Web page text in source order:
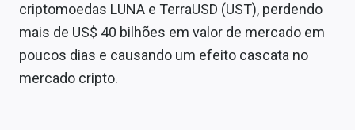
criptomoedas LUNA e TerraUSD (UST), perdendo
mais de US$ 40 bilhões em valor de mercado em
poucos dias e causando um efeito cascata no
mercado cripto.